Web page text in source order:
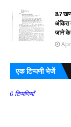
87
अंकित
जाने
एक टिप्पणी भेजें
0 टिप्पणियाँ